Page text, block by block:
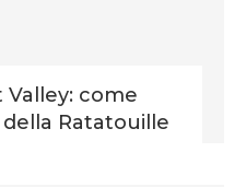
come
Ratatouille